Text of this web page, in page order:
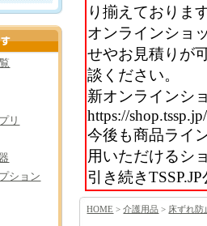
り揃えておりま
オンラインショ
せやお見積りが
談ください。
新オンラインシ
https://shop.tssp.jp/
今後も商品ライ
用いただけるシ
引き続き
HOME >介護用品 > 床ずれ防
リ
ション